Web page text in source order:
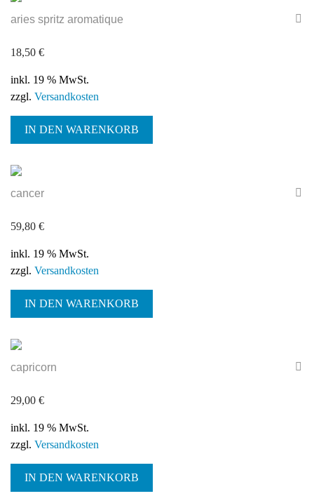
aries spritz aromatique
18,50 €
inkl. 19 % MwSt.
zzgl. Versandkosten
IN DEN WARENKORB
cancer
59,80 €
inkl. 19 % MwSt.
zzgl. Versandkosten
IN DEN WARENKORB
capricorn
29,00 €
inkl. 19 % MwSt.
zzgl. Versandkosten
IN DEN WARENKORB